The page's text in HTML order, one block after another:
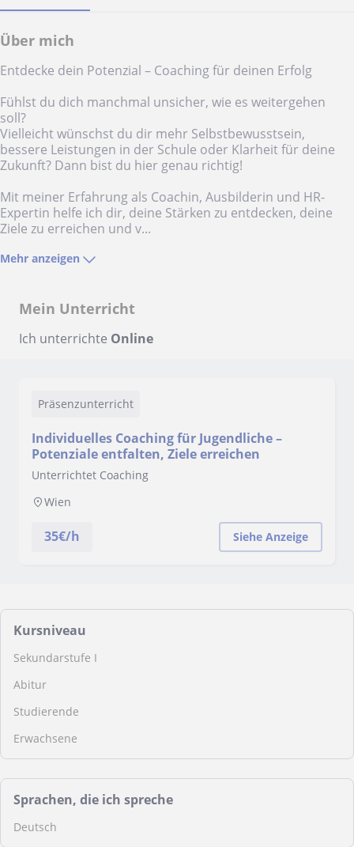
Über mich
Entdecke dein Potenzial – Coaching für deinen Erfolg
Fühlst du dich manchmal unsicher, wie es weitergehen
soll?
Vielleicht wünschst du dir mehr Selbstbewusstsein,
bessere Leistungen in der Schule oder Klarheit für deine
Zukunft? Dann bist du hier genau richtig!
Mit meiner Erfahrung als Coachin, Ausbilderin und HR-
Expertin helfe ich dir, deine Stärken zu entdecken, deine
Ziele zu erreichen und v...
Mehr anzeigen
Mein Unterricht
Ich unterrichte Online
Präsenzunterricht
Individuelles Coaching für Jugendliche –
Potenziale entfalten, Ziele erreichen
Unterrichtet Coaching
Wien
35€/h Siehe Anzeige
Kursniveau
Sekundarstufe I
Abitur
Studierende
Erwachsene
Sprachen, die ich spreche
Deutsch